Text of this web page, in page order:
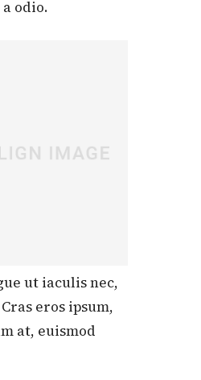
odio.
ut iaculis nec,
eros ipsum,
at, euismod